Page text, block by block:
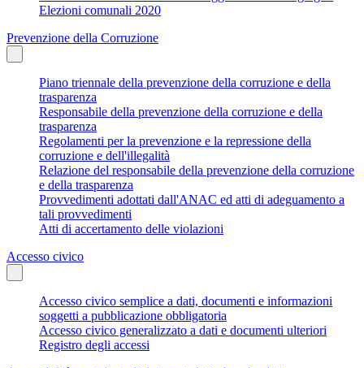
Elezioni comunali 2020
Prevenzione della Corruzione
Piano triennale della prevenzione della corruzione e della
trasparenza
Responsabile della prevenzione della corruzione e della
trasparenza
Regolamenti per la prevenzione e la repressione della
corruzione e dell'illegalità
Relazione del responsabile della prevenzione della corruzione
e della trasparenza
Provvedimenti adottati dall'ANAC ed atti di adeguamento a
tali provvedimenti
Atti di accertamento delle violazioni
Accesso civico
Accesso civico semplice a dati, documenti e informazioni
soggetti a pubblicazione obbligatoria
Accesso civico generalizzato a dati e documenti ulteriori
Registro degli accessi